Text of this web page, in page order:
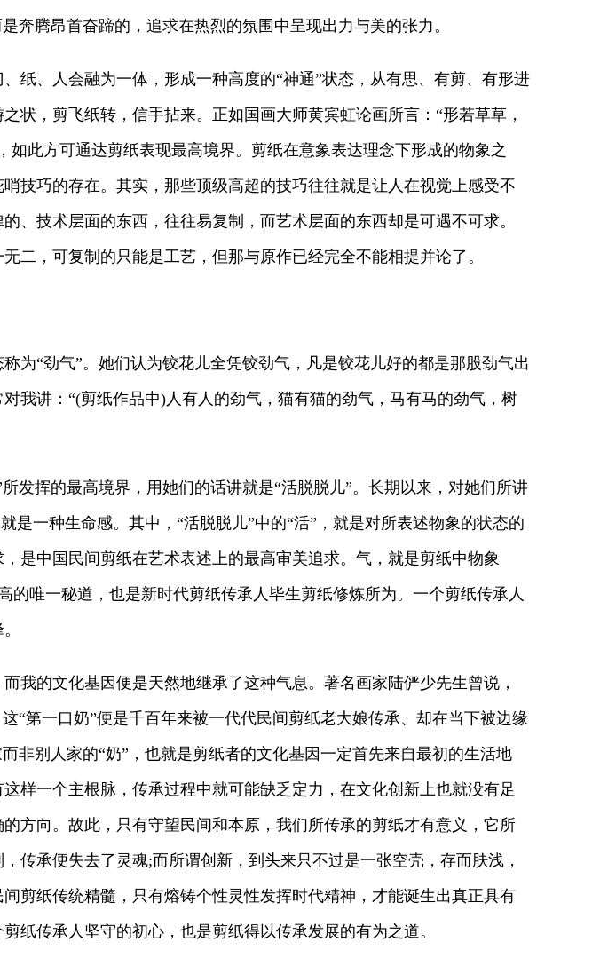
奔腾昂首奋蹄的，追求在热烈的氛围中呈现出力与美的张力。
、人会融为一体，形成一种高度的“神通”状态，从有思、有剪、有形进
状，剪飞纸转，信手拈来。正如国画大师黄宾虹论画所言：“形若草草，
此方可通达剪纸表现最高境界。剪纸在意象表达理念下形成的物象之
技巧的存在。其实，那些顶级高超的技巧往往就是让人在视觉上感受不
、技术层面的东西，往往易复制，而艺术层面的东西却是可遇不可求。
二，可复制的只能是工艺，但那与原作已经完全不能相提并论了。
“劲气”。她们认为铰花儿全凭铰劲气，凡是铰花儿好的都是那股劲气出
我讲：“(剪纸作品中)人有人的劲气，猫有猫的劲气，马有马的劲气，树
挥的最高境界，用她们的话讲就是“活脱脱儿”。长期以来，对她们所讲
是一种生命感。其中，“活脱脱儿”中的“活”，就是对所表述物象的状态的
是中国民间剪纸在艺术表述上的最高审美追求。气，就是剪纸中物象
的唯一秘道，也是新时代剪纸传承人毕生剪纸修炼所为。一个剪纸传承人
的文化基因便是天然地继承了这种气息。著名画家陆俨少先生曾说，
“第一口奶”便是千百年来被一代代民间剪纸老大娘传承、却在当下被边缘
非别人家的“奶”，也就是剪纸者的文化基因一定首先来自最初的生活地
样一个主根脉，传承过程中就可能缺乏定力，在文化创新上也就没有足
方向。故此，只有守望民间和本原，我们所传承的剪纸才有意义，它所
传承便失去了灵魂;而所谓创新，到头来只不过是一张空壳，存而肤浅，
剪纸传统精髓，只有熔铸个性灵性发挥时代精神，才能诞生出真正具有
纸传承人坚守的初心，也是剪纸得以传承发展的有为之道。